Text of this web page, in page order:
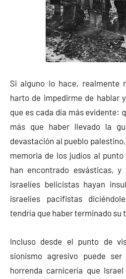
Si alguno lo hace, realmente
harto de impedirme de hablar
que es cada día más evidente:
más que haber llevado la
devastación al pueblo
memoria de los judíos al
han encontrado esvásticas,
israelíes belicistas hayan
israelíes pacifistas
tendría que haber terminado su
Incluso desde el punto de
sionismo agresivo puede
horrenda carnicería que